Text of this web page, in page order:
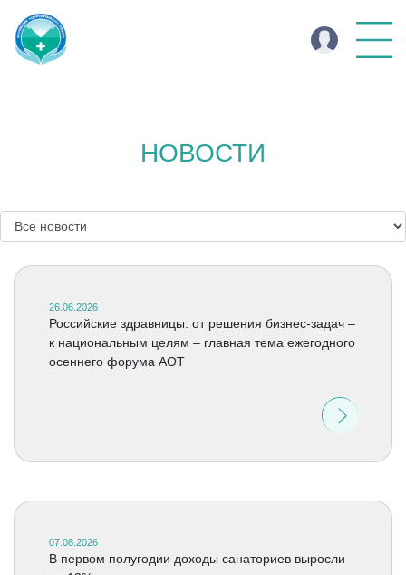
НОВОСТИ
26.06.2026
Российские здравницы: от решения бизнес-задач –
к национальным целям – главная тема ежегодного
осеннего форума АОТ
07.08.2026
В первом полугодии доходы санаториев выросли